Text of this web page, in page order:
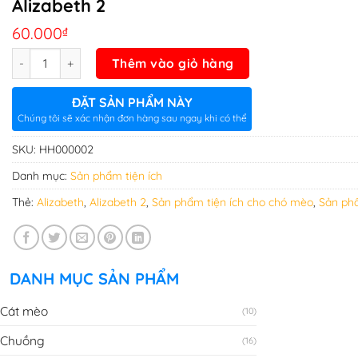
Alizabeth 2
60.000₫
Thêm vào giỏ hàng
ĐẶT SẢN PHẨM NÀY
Chúng tôi sẽ xác nhận đơn hàng sau ngay khi có thể
SKU: HH000002
Danh mục: Sản phẩm tiện ích
Thẻ: Alizabeth, Alizabeth 2, Sản phẩm tiện ích cho chó mèo, Sản
DANH MỤC SẢN PHẨM
Cát mèo (10)
Chuồng (16)